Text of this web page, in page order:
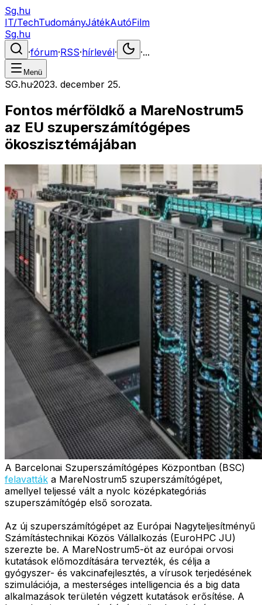
Sg.hu
IT/TechTudományJátékAutóFilm
Sg.hu
·fórum·RSS·hírlevél· ·...
Menü
SG.hu·2023. december 25.
Fontos mérföldkő a MareNostrum5
az EU szuperszámítógépes
ökoszisztémájában
A Barcelonai Szuperszámítógépes Központban (BSC)
felavatták a MareNostrum5 szuperszámítógépet,
amellyel teljessé vált a nyolc középkategóriás
szuperszámítógép első sorozata.
Az új szuperszámítógépet az Európai Nagyteljesítményű
Számítástechnikai Közös Vállalkozás (EuroHPC JU)
szerezte be. A MareNostrum5-öt az európai orvosi
kutatások előmozdítására tervezték, és célja a
gyógyszer- és vakcinafejlesztés, a vírusok terjedésének
szimulációja, a mesterséges intelligencia és a big data
alkalmazások területén végzett kutatások erősítése. A